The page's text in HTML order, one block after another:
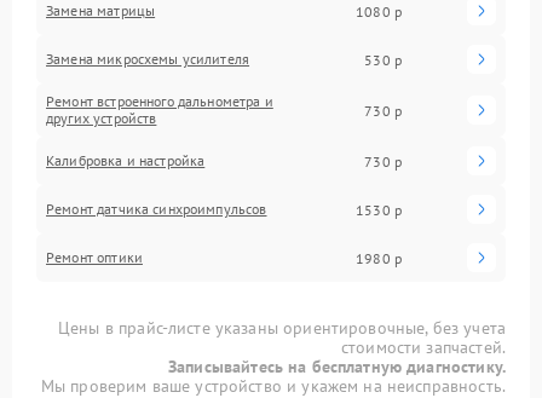
Замена матрицы 1080 р
Замена микросхемы усилителя 530 р
Ремонт встроенного дальнометра и
других устройств
730 р
Калибровка и настройка 730 р
Ремонт датчика синхроимпульсов 1530 р
Ремонт оптики 1980 р
Цены в прайс-листе указаны ориентировочные, без учета
стоимости запчастей.
Записывайтесь на бесплатную диагностику.
Мы проверим ваше устройство и укажем на неисправность.